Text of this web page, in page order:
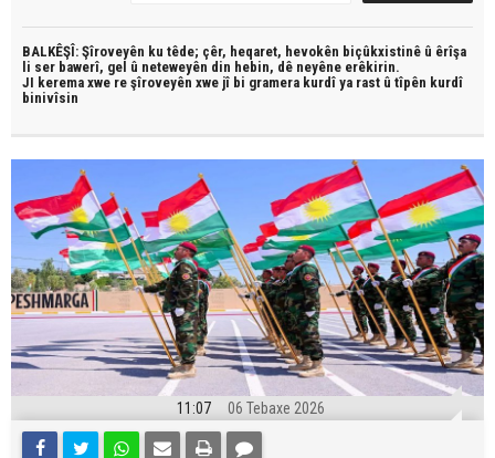
BALKÊŞÎ: Şîroveyên ku têde; çêr, heqaret, hevokên biçûkxistinê û êrîşa
li ser bawerî, gel û neteweyên din hebin, dê neyêne erêkirin.
JI kerema xwe re şîroveyên xwe jî bi gramera kurdî ya rast û tîpên kurdî
binivîsin
11:07 06 Tebaxe 2026